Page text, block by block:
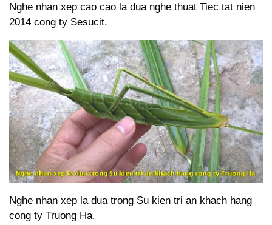
Nghe nhan xep cao cao la dua nghe thuat Tiec tat nien
2014 cong ty Sesucit.
Nghe nhan xep la dua trong Su kien tri an khach hang
cong ty Truong Ha.